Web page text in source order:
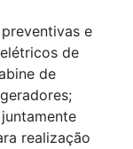
e
de
de
realização